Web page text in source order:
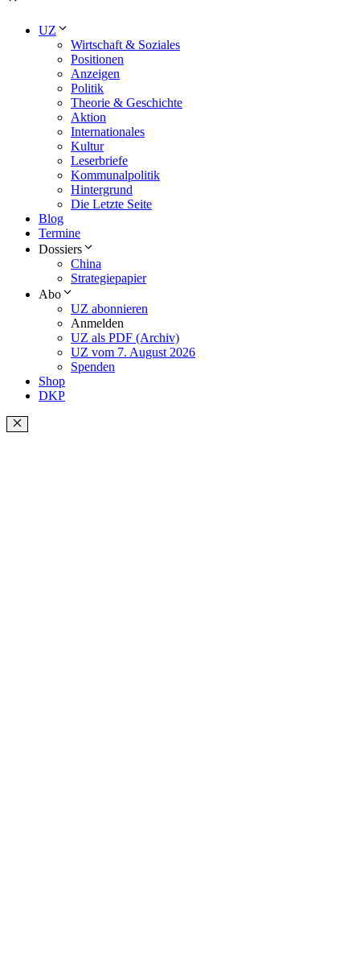
UZ
Wirtschaft & Soziales
Positionen
Anzeigen
Politik
Theorie & Geschichte
Aktion
Internationales
Kultur
Leserbriefe
Kommunalpolitik
Hintergrund
Die Letzte Seite
Blog
Termine
Dossiers
China
Strategiepapier
Abo
UZ abonnieren
Anmelden
UZ als PDF (Archiv)
UZ vom 7. August 2026
Spenden
Shop
DKP
Schließen